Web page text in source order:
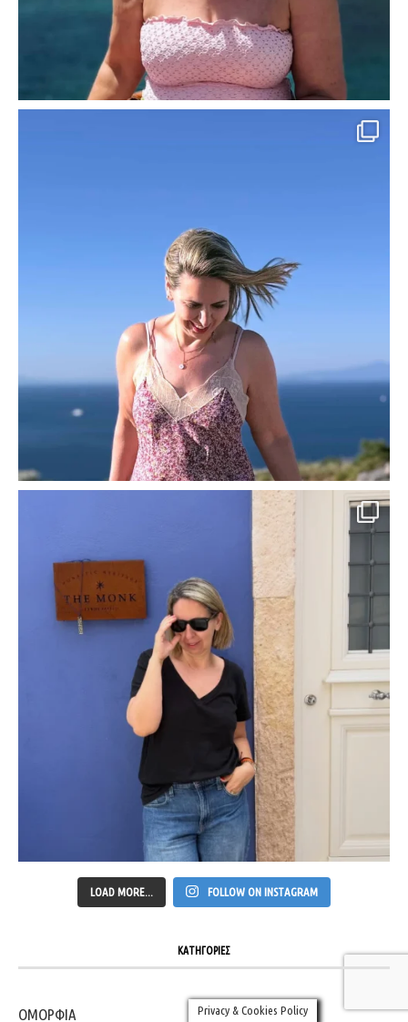
LOAD MORE... FOLLOW ON INSTAGRAM
ΚΑΤΗΓΟΡΙΕΣ
ΟΜΟΡΦΙΑ Privacy & Cookies Policy